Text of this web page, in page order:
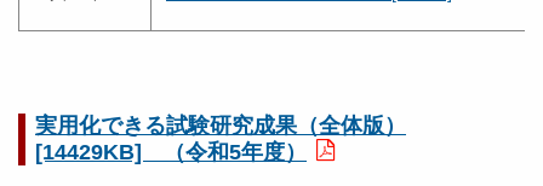
実用化できる試験研究成果（全体版）
[14429KB] （令和5年度）